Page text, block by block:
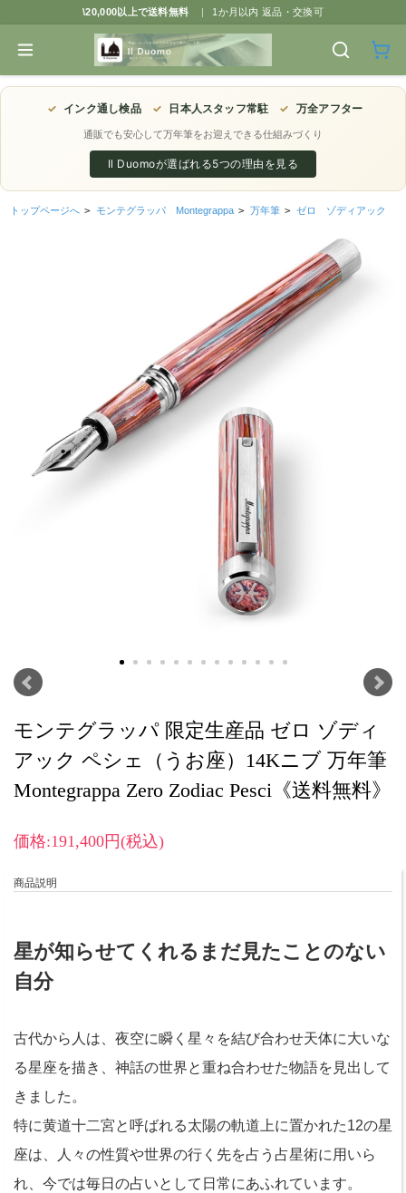
\20,000以上で送料無料 | 1か月以内 返品・交換可
✓ インク通し検品 ✓ 日本人スタッフ常駐 ✓ 万全アフター
通販でも安心して万年筆をお迎えできる仕組みづくり
Il Duomoが選ばれる5つの理由を見る
トップページへ > モンテグラッパ Montegrappa > 万年筆 > ゼロ ゾディアック
モンテグラッパ 限定生産品 ゼロ ゾディ
アック ペシェ（うお座）14Kニブ 万年筆
Montegrappa Zero Zodiac Pesci《送料無料》
価格:191,400円(税込)
商品説明
星が知らせてくれるまだ見たことのない
自分
古代から人は、夜空に瞬く星々を結び合わせ天体に大いな
る星座を描き、神話の世界と重ね合わせた物語を見出して
きました。
特に黄道十二宮と呼ばれる太陽の軌道上に置かれた12の星
座は、人々の性質や世界の行く先を占う占星術に用いら
れ、今では毎日の占いとして日常にあふれています。